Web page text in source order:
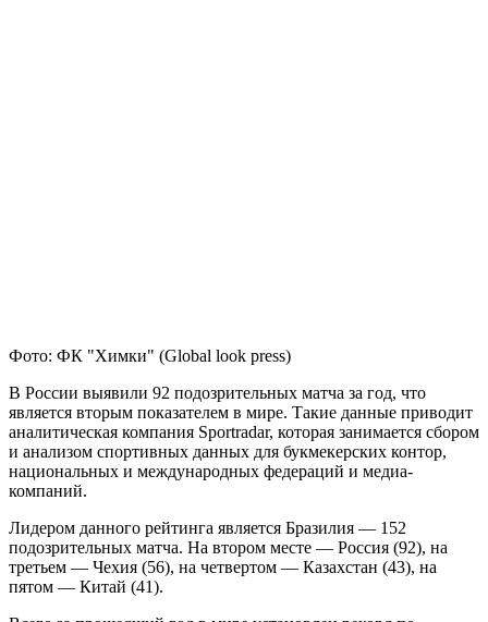
Фото: ФК "Химки" (Global look press)
В России выявили 92 подозрительных матча за год, что
является вторым показателем в мире. Такие данные приводит
аналитическая компания Sportradar, которая занимается сбором
и анализом спортивных данных для букмекерских контор,
национальных и международных федераций и медиа-
компаний.
Лидером данного рейтинга является Бразилия — 152
подозрительных матча. На втором месте — Россия (92), на
третьем — Чехия (56), на четвертом — Казахстан (43), на
пятом — Китай (41).